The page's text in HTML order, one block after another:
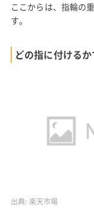
ここからは、指輪の
す。
どの指に付ける
出典: 楽天市場